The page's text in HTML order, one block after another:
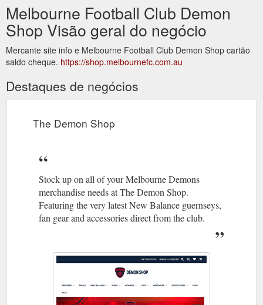
Melbourne Football Club Demon
Shop Visão geral do negócio
Mercante site info e Melbourne Football Club Demon Shop cartão
saldo cheque. https://shop.melbournefc.com.au
Destaques de negócios
The Demon Shop
Stock up on all of your Melbourne Demons
merchandise needs at The Demon Shop.
Featuring the very latest New Balance guernseys,
fan gear and accessories direct from the club.